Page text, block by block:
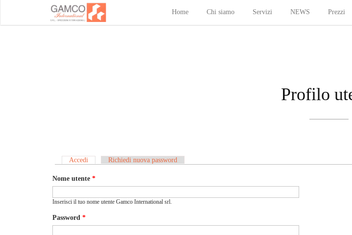
Home Chi siamo Servizi NEWS Prezzi
Profilo
Schede primarie
Accedi (scheda attiva)
Richiedi nuova password
Nome utente *
Inserisci il tuo nome utente Gamco International srl.
Password *